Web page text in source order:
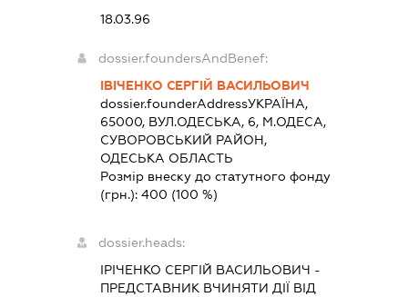
18.03.96
dossier.foundersAndBenef:
ІВІЧЕНКО СЕРГІЙ ВАСИЛЬОВИЧ
dossier.founderAddressУКРАЇНА,
65000, ВУЛ.ОДЕСЬКА, 6, М.ОДЕСА,
СУВОРОВСЬКИЙ РАЙОН,
ОДЕСЬКА ОБЛАСТЬ
Розмір внеску до статутного фонду
(грн.): 400 (100 %)
dossier.heads:
ІРІЧЕНКО СЕРГІЙ ВАСИЛЬОВИЧ -
ПРЕДСТАВНИК ВЧИНЯТИ ДІЇ ВІД